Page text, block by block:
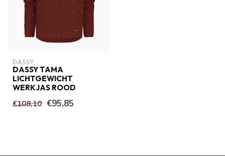
DASSY
DASSY TAMA
LICHTGEWICHT
WERKJAS ROOD
€108,10 €95,85